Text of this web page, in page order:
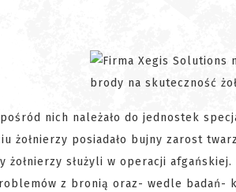
nich należało do jednostek
żołnierzy posiadało bujny zarost
żołnierzy służyli w operacji
z bronią oraz- wedle badań-